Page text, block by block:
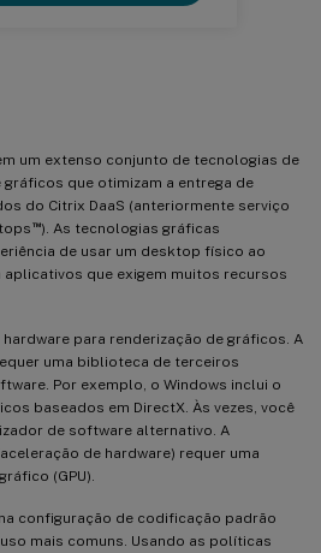
um extenso conjunto de tecnologias de
que otimizam a entrega de
do Citrix DaaS (anteriormente serviço
™). As tecnologias gráficas
de usar um desktop físico ao
que exigem muitos recursos
para renderização de gráficos. A
uma biblioteca de terceiros
Por exemplo, o Windows inclui o
baseados em DirectX. Às vezes, você
de software alternativo. A
de hardware) requer uma
(GPU).
configuração de codificação padrão
mais comuns. Usando as políticas